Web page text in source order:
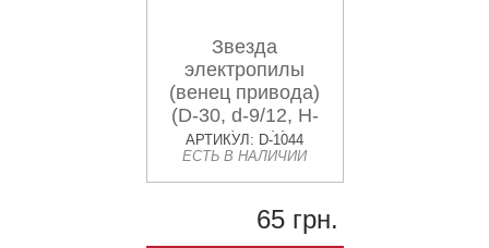
Звезда
электропилы
(венец привода)
(D-30, d-9/12, H-
9mm) Makita
JIANTAI
АРТИКУЛ: D-1044
ЕСТЬ В НАЛИЧИИ
65 грн.